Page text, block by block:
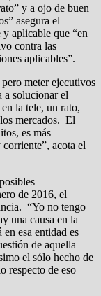
y a ojo de buen
asegura el
aplicable que “en
contra las
aplicables”.
meter ejecutivos
a solucionar el
la tele, un rato,
mercados. El
es más
acota el
de 2016, el
“Yo no tengo
una causa en la
esa entidad es
de aquella
el sólo hecho de
respecto de eso